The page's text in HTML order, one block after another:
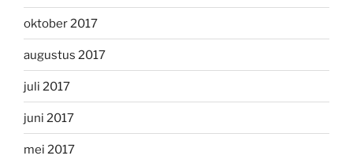
oktober 2017
augustus 2017
juli 2017
juni 2017
mei 2017